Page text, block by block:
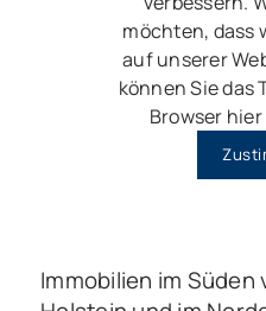
möchten, dass
auf unserer
können Sie das
Browser
Immobilien im Süden